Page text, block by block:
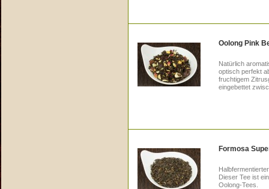
Oolong Pink
Natürlich
optisch perfekt
fruchtigem
eingebettet
Formosa
Dieser Tee ist
Oolong-Tees.